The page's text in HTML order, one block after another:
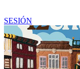
SESIÓN